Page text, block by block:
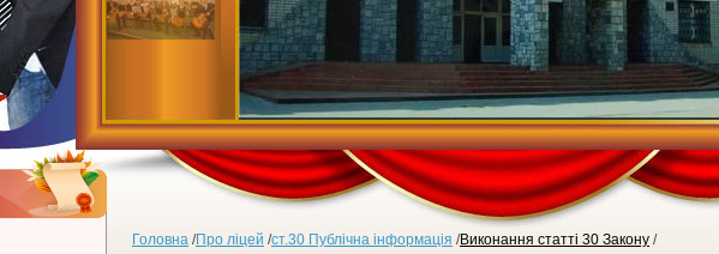
Головна /Про ліцей /ст.30 Публічна інформація /Виконання статті 30 Закону /